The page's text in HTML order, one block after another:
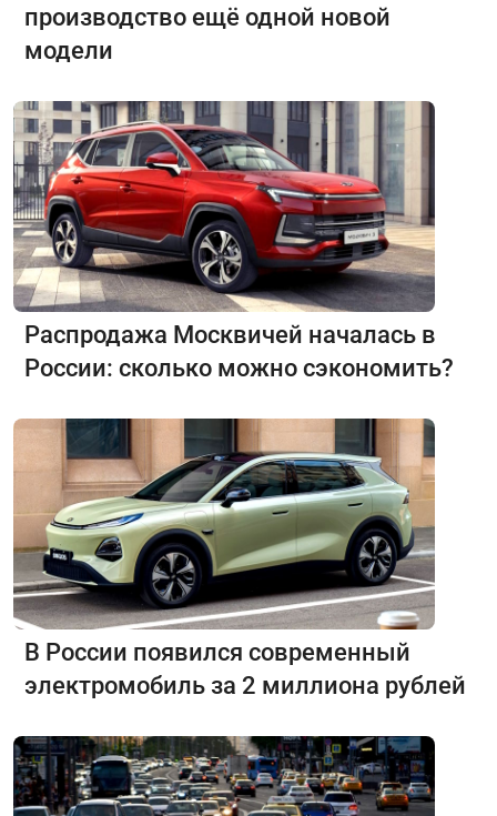
производство ещё одной новой
модели
Распродажа Москвичей началась в
России: сколько можно сэкономить?
В России появился современный
электромобиль за 2 миллиона рублей